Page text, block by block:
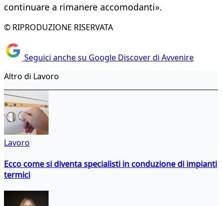
continuare a rimanere accomodanti».
© RIPRODUZIONE RISERVATA
Seguici anche su Google Discover di Avvenire
Altro di Lavoro
Lavoro
Ecco come si diventa specialisti in conduzione di impianti
termici